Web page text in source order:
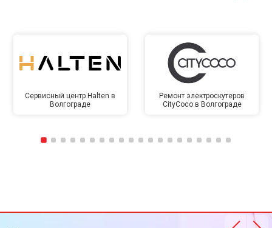
Сервисный центр Halten в
Волгограде
Ремонт электроскутеров
CityCoco в Волгограде